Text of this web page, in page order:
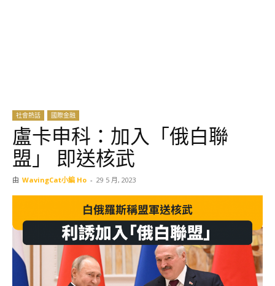
社會熱話 國際金融
盧卡申科：加入「俄白聯
盟」 即送核武
由 WavingCat小編 Ho - 29 5 月, 2023